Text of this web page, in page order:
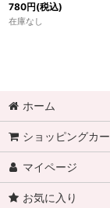
780円(税込)
在庫なし
ホーム
ショッピングカ
マイページ
お気に入り